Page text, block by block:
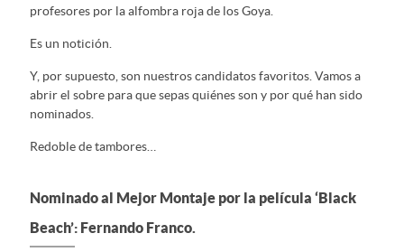
profesores por la alfombra roja de los Goya.
Es un notición.
Y, por supuesto, son nuestros candidatos favoritos. Vamos a
abrir el sobre para que sepas quiénes son y por qué han sido
nominados.
Redoble de tambores…
Nominado al Mejor Montaje por la película ‘Black
Beach’: Fernando Franco.